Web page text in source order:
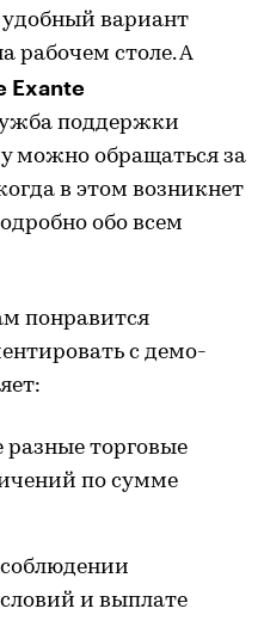
вариант
рабочем столе. А
Exante
поддержки
можно обращаться за
в этом возникнет
обо всем
понравится
с демо-
торговые
по сумме
соблюдении
и выплате